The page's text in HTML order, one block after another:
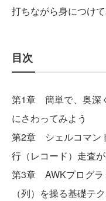
打ちながら身につけて
目次
第1章 簡単で、奥深
にさわってみよう
第2章 シェルコマン
行（レコード）走査
第3章 AWKプログラ
（列）を操る基礎テ